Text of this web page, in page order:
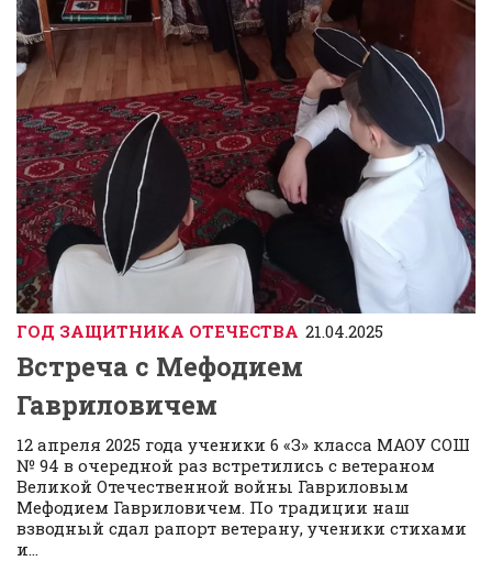
ГОД ЗАЩИТНИКА ОТЕЧЕСТВА 21.04.2025
Встреча с Мефодием
Гавриловичем
12 апреля 2025 года ученики 6 «З» класса МАОУ СОШ
№ 94 в очередной раз встретились с ветераном
Великой Отечественной войны Гавриловым
Мефодием Гавриловичем. По традиции наш
взводный сдал рапорт ветерану, ученики стихами
и...